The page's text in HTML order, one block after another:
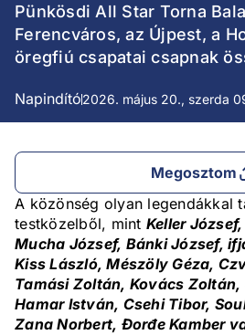
Pünkösdi All Star Torna
Ferencváros, az Újpest, a
öregfiú csapatai csapnak
Napindító2026. május 20., szerda
Megosztom
A közönség olyan legendákkal
testközelből, mint Keller
Mucha József, Bánki József,
Kiss László, Mészöly Géza,
Tamási Zoltán, Kovács Zoltán,
Hamar István, Csehi Tibor,
Zana Norbert, Đorđe Kamber